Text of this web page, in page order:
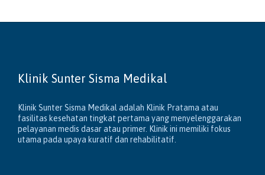
Klinik Sunter Sisma Medikal
Klinik Sunter Sisma Medikal adalah Klinik Pratama atau
fasilitas kesehatan tingkat pertama yang menyelenggarakan
pelayanan medis dasar atau primer. Klinik ini memiliki fokus
utama pada upaya kuratif dan rehabilitatif.